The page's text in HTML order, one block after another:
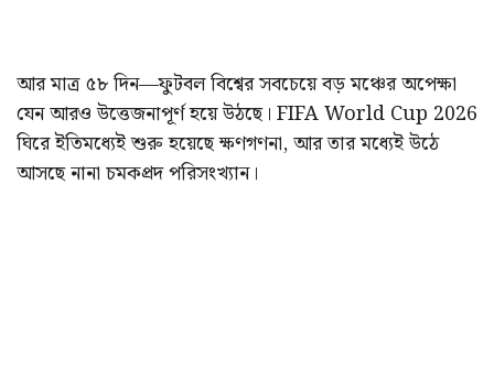
আর মাত্র ৫৮ দিন—ফুটবল বিশ্বের সবচেয়ে বড় মঞ্চের অপেক্ষা
যেন আরও উত্তেজনাপূর্ণ হয়ে উঠছে। FIFA World Cup 2026
ঘিরে ইতিমধ্যেই শুরু হয়েছে ক্ষণগণনা, আর তার মধ্যেই উঠে
আসছে নানা চমকপ্রদ পরিসংখ্যান।